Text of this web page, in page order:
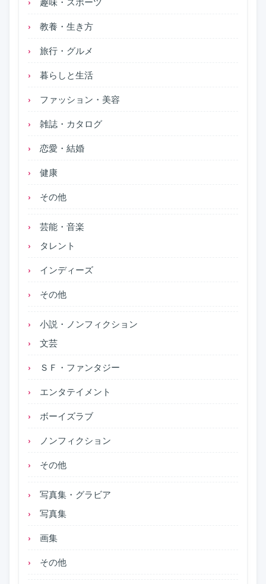
教養・生き方
旅行・グルメ
暮らしと生活
ファッション・美容
雑誌・カタログ
恋愛・結婚
健康
その他
芸能・音楽
タレント
インディーズ
その他
小説・ノンフィクション
文芸
ＳＦ・ファンタジー
エンタテイメント
ボーイズラブ
ノンフィクション
その他
写真集・グラビア
写真集
画集
その他